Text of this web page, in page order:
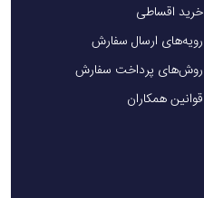
خرید اقساطی
رویه‌های ارسال سفارش
روش‌های پرداخت سفارش
قوانین همکاران